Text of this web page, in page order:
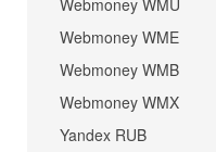
Webmoney WMU
Webmoney WME
Webmoney WMB
Webmoney WMX
Yandex RUB